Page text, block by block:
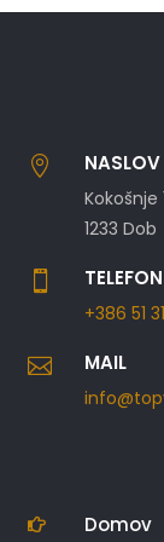
 NASLOV
Kokošnje
1233 Dob
 TELEFON
+386 51
 MAIL
 Domov